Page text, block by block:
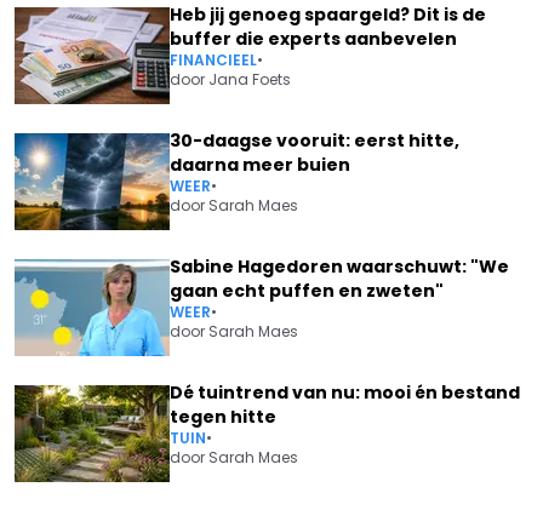
Heb jij genoeg spaargeld? Dit is de
buffer die experts aanbevelen
FINANCIEEL•
door Jana Foets
30-daagse vooruit: eerst hitte,
daarna meer buien
WEER•
door Sarah Maes
Sabine Hagedoren waarschuwt: "We
gaan echt puffen en zweten"
WEER•
door Sarah Maes
Dé tuintrend van nu: mooi én bestand
tegen hitte
TUIN•
door Sarah Maes